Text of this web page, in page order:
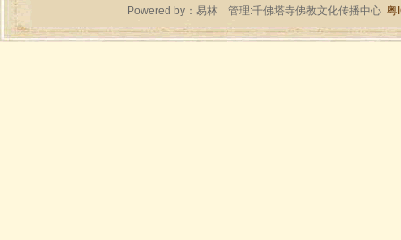
Powered by： 易林管理:千佛塔寺佛教文化传播中心 粤